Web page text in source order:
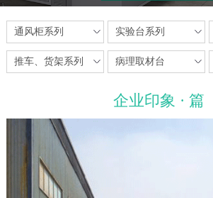
1
通风柜系列 实验台系列
推车、货架系列 病理取材台
企业印象 · 篇